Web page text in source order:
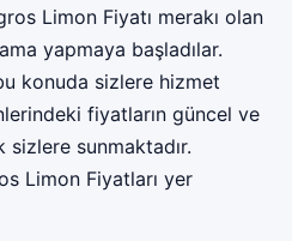
Limon Fiyatı merakı olan
yapmaya başladılar.
konuda sizlere hizmet
fiyatların güncel ve
sizlere sunmaktadır.
Limon Fiyatları yer